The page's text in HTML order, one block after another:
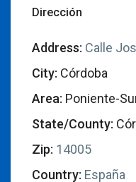
Dirección
Address: Calle
City: Córdoba
Area: Poniente-
State/County:
Zip: 14005
Country: España